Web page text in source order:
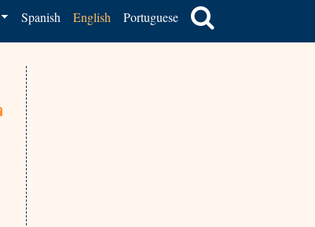
Spanish English Portuguese